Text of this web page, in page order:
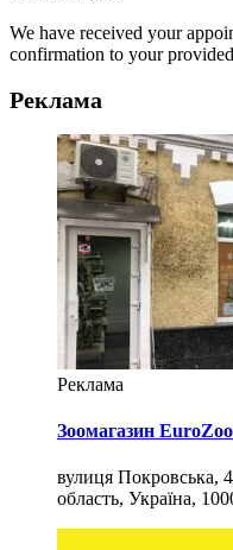
We have received your
confirmation to your
Реклама
Реклама
Зоомагазин
вулиця
область, Україна,